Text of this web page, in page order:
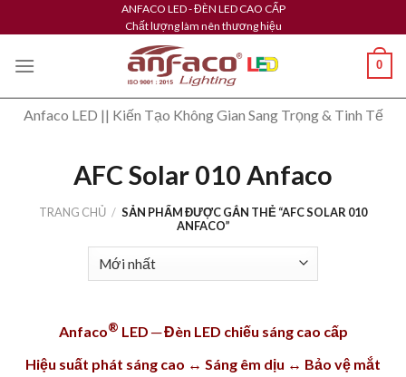
to
content
ANFACO LED - ĐÈN LED CAO CẤP
Chất lượng làm nên thương hiệu
0
Anfaco LED || Kiến Tạo Không Gian Sang Trọng & Tinh Tế
AFC Solar 010 Anfaco
TRANG CHỦ / SẢN PHẨM ĐƯỢC GẮN THẺ “AFC SOLAR 010
ANFACO”
Anfaco® LED ─ Đèn LED chiếu sáng cao cấp
Hiệu suất phát sáng cao ↔ Sáng êm dịu ↔ Bảo vệ mắt